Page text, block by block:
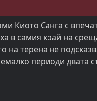
Киото Санга с
в самия край на
на терена не
периоди двата